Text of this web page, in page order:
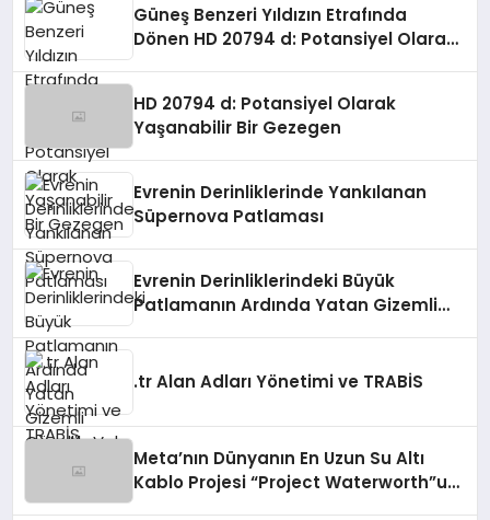
Güneş Benzeri Yıldızın Etrafında
Dönen HD 20794 d: Potansiyel Olarak
HD 20794 d: Potansiyel Olarak
Yaşanabilir Bir Gezegen
Evrenin Derinliklerinde Yankılanan
Süpernova Patlaması
Evrenin Derinliklerindeki Büyük
Patlamanın Ardında Yatan Gizemli
.tr Alan Adları Yönetimi ve TRABİS
Meta’nın Dünyanın En Uzun Su Altı
Kablo Projesi “Project Waterworth”u